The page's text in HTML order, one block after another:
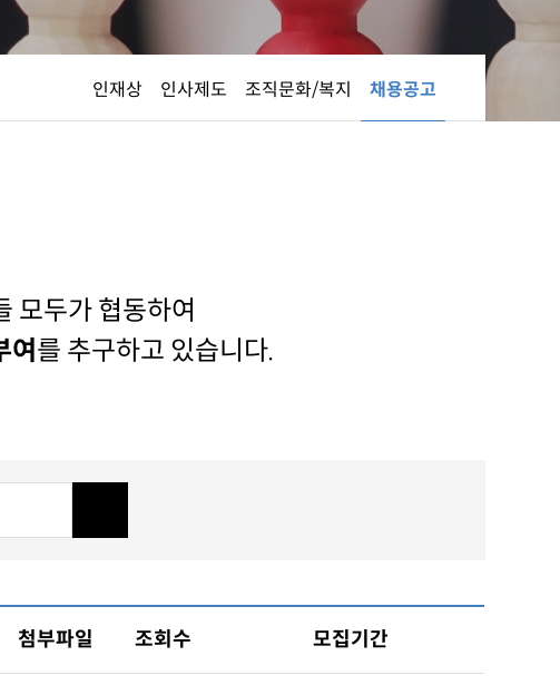
인재상 인사제도 조직문화/복지 채용공고
모두가 협동하여
여를 추구하고 있습니다.
첨부파일 조회수 모집기간